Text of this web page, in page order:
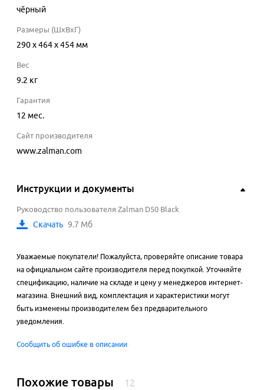
чёрный
Размеры (ШхВхГ)
290 x 464 x 454 мм
Вес
9.2 кг
Гарантия
12 мес.
Сайт производителя
www.zalman.com
Инструкции и документы
Руководство пользователя Zalman D50 Black
Скачать 9.7 Мб
Уважаемые покупатели! Пожалуйста, проверяйте описание товара
на официальном сайте производителя перед покупкой. Уточняйте
спецификацию, наличие на складе и цену у менеджеров интернет-
магазина. Внешний вид, комплектация и характеристики могут
быть изменены производителем без предварительного
уведомления.
Сообщить об ошибке в описании
Похожие товары 12